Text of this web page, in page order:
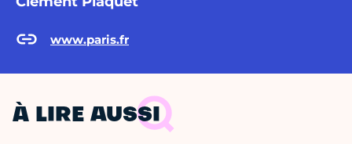
www.paris.fr
À LIRE AUSSI